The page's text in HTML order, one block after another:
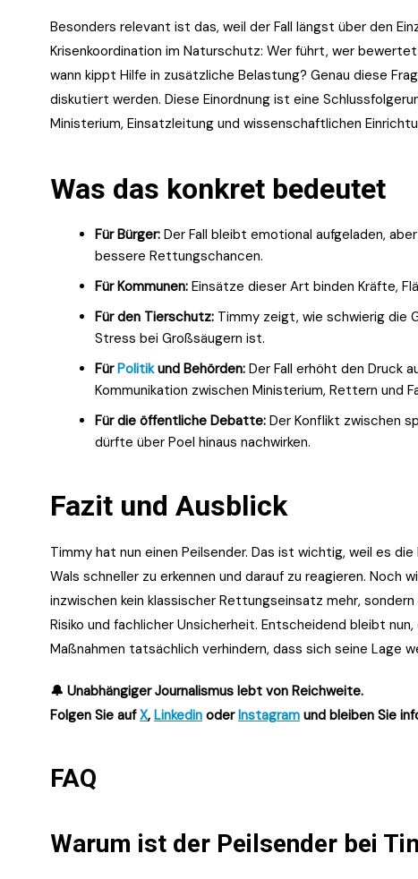
Besonders relevant ist das, weil der Fall längst über den
Krisenkoordination im Naturschutz: Wer führt, wer
wann kippt Hilfe in zusätzliche Belastung? Genau diese
diskutiert werden. Diese Einordnung ist eine
Ministerium, Einsatzleitung und wissenschaftlichen
Was das konkret bedeutet
Für Bürger: Der Fall bleibt emotional aufgeladen,
bessere Rettungschancen.
Für Kommunen: Einsätze dieser Art binden Kräfte,
Für den Tierschutz: Timmy zeigt, wie schwierig die
Stress bei Großsäugern ist.
FürPolitikund Behörden: Der Fall erhöht den Druck
Kommunikation zwischen Ministerium, Rettern und
Für die öffentliche Debatte: Der Konflikt zwischen
dürfte über Poel hinaus nachwirken.
Fazit und Ausblick
Timmy hat nun einen Peilsender. Das ist wichtig, weil es
Wals schneller zu erkennen und darauf zu reagieren. Noch
inzwischen kein klassischer Rettungseinsatz mehr,
Risiko und fachlicher Unsicherheit. Entscheidend bleibt
Maßnahmen tatsächlich verhindern, dass sich seine Lage
🔔 Unabhängiger Journalismus lebt von Reichweite.
Folgen Sie aufX, Linkedin oderInstagram und bleiben Sie
FAQ
Warum ist der Peilsender bei